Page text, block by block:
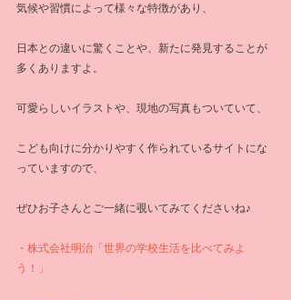
気候や習慣によって様々な特徴があり、
日本との違いに驚くことや、新たに発見することが
多くありますよ。
可愛らしいイラストや、現地の写真もついていて、
こども向けに分かりやすく作られているサイトにな
っていますので、
ぜひお子さんとご一緒に覗いてみてくださいね♪
・株式会社明治「世界の学校生活を比べてみよ
う！」